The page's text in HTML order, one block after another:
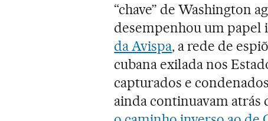
“chave” de Washington
desempenhou um papel
da Avispa, a rede de
cubana exilada nos
capturados e
ainda continuavam atrás